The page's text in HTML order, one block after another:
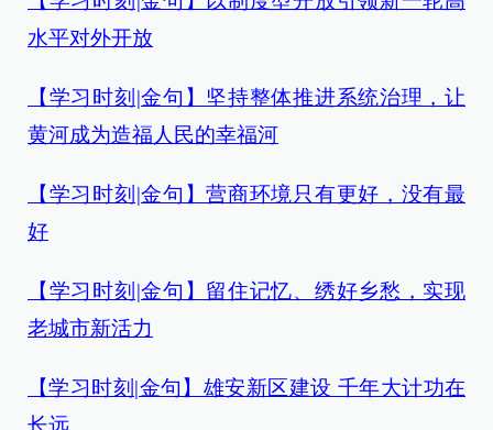
水平对外开放
【学习时刻|金句】坚持整体推进系统治理，让
黄河成为造福人民的幸福河
【学习时刻|金句】营商环境只有更好，没有最
好
【学习时刻|金句】留住记忆、绣好乡愁，实现
老城市新活力
【学习时刻|金句】雄安新区建设 千年大计功在
长远